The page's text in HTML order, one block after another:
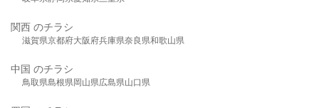
関西 のチラシ
滋賀県京都府大阪府兵庫県奈良県和歌山県
中国 のチラシ
鳥取県島根県岡山県広島県山口県